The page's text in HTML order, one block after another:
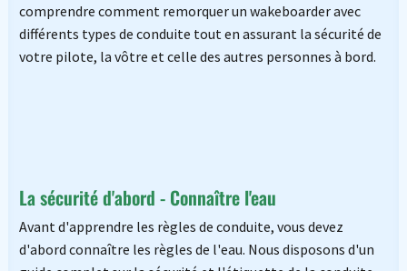
comprendre comment remorquer un wakeboarder avec
différents types de conduite tout en assurant la sécurité de
votre pilote, la vôtre et celle des autres personnes à bord.
La sécurité d'abord - Connaître l'eau
Avant d'apprendre les règles de conduite, vous devez
d'abord connaître les règles de l'eau. Nous disposons d'un